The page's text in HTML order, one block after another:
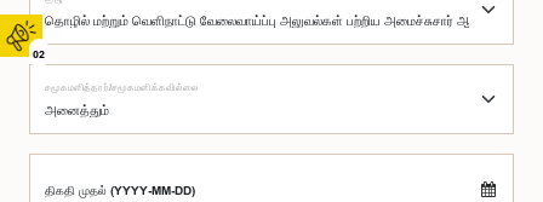
02
சமூகமளித்தார்/சமூகமளிக்கவில்லை
திகதி முதல் (YYYY-MM-DD)